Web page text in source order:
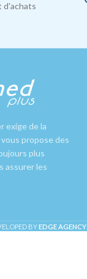
d'achats
exige de la
propose des
plus
assurer les
BYEDGE AGENCY